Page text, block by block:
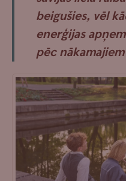
beigušies, vēl
enerģijas
pēc